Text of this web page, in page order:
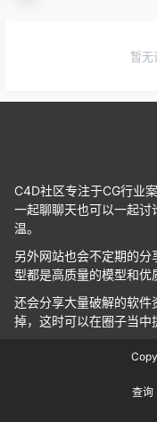
暂无
C4D社区专注于CG行业
一起聊聊天也可以一起讨
温。
另外网站也会不定期的
型都是高质量的模型和优
还会分享大量破解的软
掉，这时可以在圈子当中
查询